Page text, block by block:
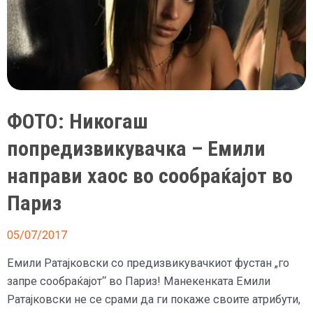
ФОТО: Никогаш
попредизвикувачка – Емили
направи хаос во сообраќајот во
Париз
05/07/2017
Емили Ратајковски со предизвикувачкиот фустан „го
запре сообраќајот“ во Париз! Манекенката Емили
Ратајковски не се срами да ги покаже своите атрибути,